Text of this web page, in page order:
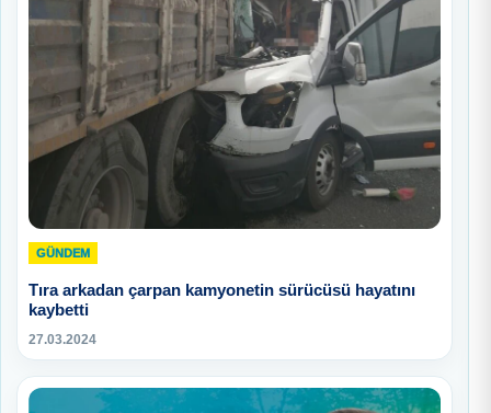
GÜNDEM
Tıra arkadan çarpan kamyonetin sürücüsü hayatını
kaybetti
27.03.2024